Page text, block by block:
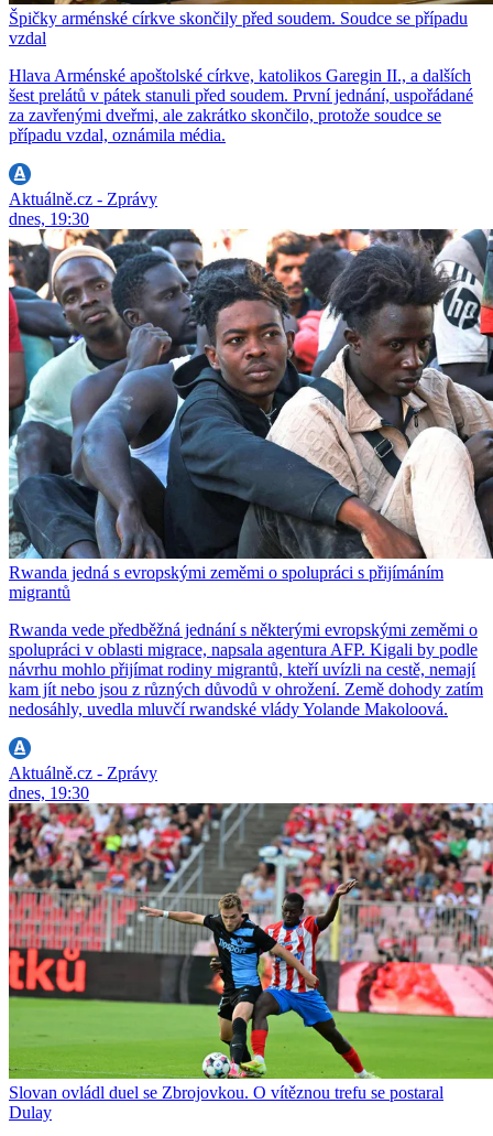
Špičky arménské církve skončily před soudem. Soudce se případu
vzdal
Hlava Arménské apoštolské církve, katolikos Garegin II., a dalších
šest prelátů v pátek stanuli před soudem. První jednání, uspořádané
za zavřenými dveřmi, ale zakrátko skončilo, protože soudce se
případu vzdal, oznámila média.
Aktuálně.cz - Zprávy
dnes, 19:30
Rwanda jedná s evropskými zeměmi o spolupráci s přijímáním
migrantů
Rwanda vede předběžná jednání s některými evropskými zeměmi o
spolupráci v oblasti migrace, napsala agentura AFP. Kigali by podle
návrhu mohlo přijímat rodiny migrantů, kteří uvízli na cestě, nemají
kam jít nebo jsou z různých důvodů v ohrožení. Země dohody zatím
nedosáhly, uvedla mluvčí rwandské vlády Yolande Makoloová.
Aktuálně.cz - Zprávy
dnes, 19:30
Slovan ovládl duel se Zbrojovkou. O vítěznou trefu se postaral
Dulay